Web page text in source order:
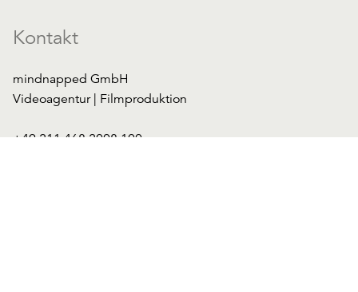
Kontakt
mindnapped GmbH
Videoagentur | Filmproduktion
+49 211 468 2008 100